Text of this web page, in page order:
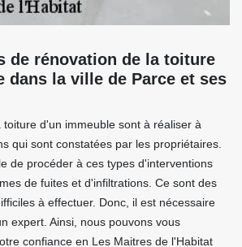
de rénovation de la toiture
dans la ville de Parce et ses
d'un immeuble sont à réaliser à
qui sont constatées par les propriétaires.
de procéder à ces types d'interventions
de fuites et d'infiltrations. Ce sont des
à effectuer. Donc, il est nécessaire
expert. Ainsi, nous pouvons vous
confiance en Les Maitres de l'Habitat